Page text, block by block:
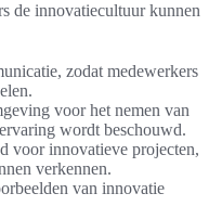
de innovatiecultuur kunnen
zodat medewerkers
voor het nemen van
wordt beschouwd.
voor innovatieve projecten,
verkennen.
van innovatie